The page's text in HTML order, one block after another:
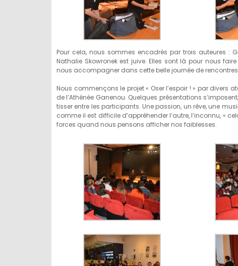
Pour cela, nous sommes encadrés par trois auteures :
Nathalie Skowronek est juive. Elles sont là pour nous
nous accompagner dans cette belle journée de
Nous commençons le projet « Oser l’espoir ! » par divers
de l’Athénée Ganenou. Quelques présentations
tisser entre les participants. Une passion, un rêve, une
comme il est difficile d’appréhender l’autre, l’inconnu, «
forces quand nous pensons afficher nos faiblesses.